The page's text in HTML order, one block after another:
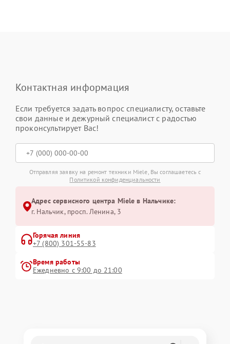
Контактная информация
Если требуется задать вопрос специалисту, оставьте
свои данные и дежурный специалист с радостью
проконсультирует Вас!
Отправляя заявку на ремонт техники Miele, Вы соглашаетесь с
Политикой конфиденциальности
Адрес сервисного центра Miele в Нальчике:
г. Нальчик, просп. Ленина, 3
Горячая линия
+7 (800) 301-55-83
Время работы
Ежедневно с 9:00 до 21:00